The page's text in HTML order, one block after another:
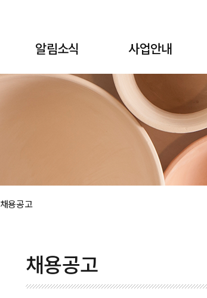
알림소식 사업안내
채용공고
채용공고